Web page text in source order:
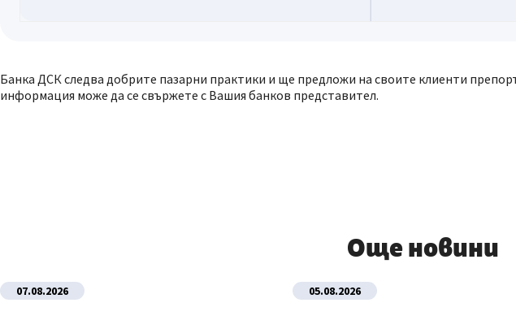
Банка ДСК следва добрите пазарни практики и ще предложи на своите клиенти
информация може да се свържете с Вашия банков представител.
Още новини
07.08.2026 05.08.2026